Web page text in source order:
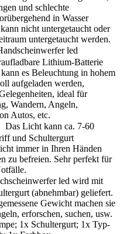
und schlechte
in Wasser
nicht untergetaucht oder
untergetaucht werden.
led
Lithium-Batterie
es Beleuchtung in hohem
aufgeladen werden,
ideal für
Wandern, Angeln,
Autos, etc.
Das Licht kann ca. 7-60
und Schultergurt
immer in Ihren Händen
zu befreien. Sehr perfekt für
led wird mit
(abnehmbar) geliefert.
Gewicht machen sie
erforschen, suchen, usw.
1x Schultergurt; 1x Typ-